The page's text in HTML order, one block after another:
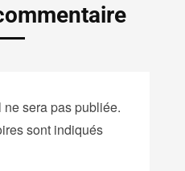
sera pas publiée.
sont indiqués